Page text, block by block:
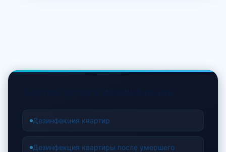
Дезинфекция квартир
Дезинфекция квартиры после умершего